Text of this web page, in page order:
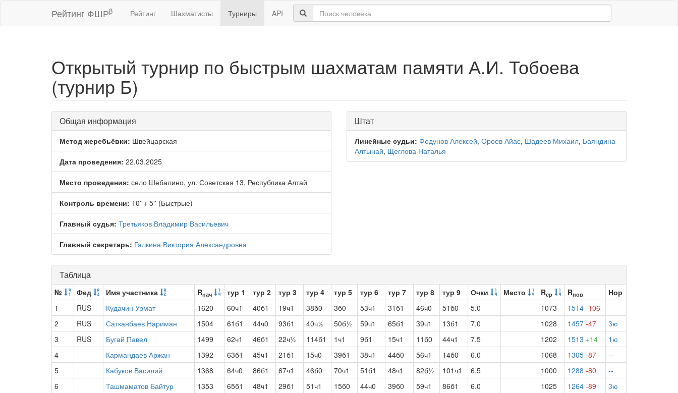
Рейтинг ФШРβ Рейтинг Шахматисты Турниры API
Открытый турнир по быстрым шахматам памяти А.И. Тобоева
(турнир Б)
Общая информация
Метод жеребьёвки: Швейцарская
Дата проведения: 22.03.2025
Место проведения: село Шебалино, ул. Советская 13, Республика Алтай
Контроль времени: 10' + 5'' (Быстрые)
Главный судья: Третьяков Владимир Васильевич
Главный секретарь: Галкина Виктория Александровна
Штат
Линейные судьи: Федунов Алексей, Ороев Айас, Шадеев Михаил, Баяндина
Алтынай, Щеглова Наталья
Таблица
№ Фед Имя участника Rнач тур 1 тур 2 тур 3 тур 4 тур 5 тур 6 тур 7 тур 8 тур 9 Очки Место Rср Rнов
Нор
1
RUS Кудачин Урмат 1620 60ч1 40б1 19ч1 38б0 3б0 53ч1 31б1 46ч0 51б0 5.0 1073 1514 -106
--
2
RUS Сатканбаев Нариман 1504 61б1 44ч0 93б1 40ч½ 50б½ 59ч1 65б1 39ч1 13б1 7.0 1028 1457 -47
3ю
3
RUS Бугай Павел 1499 62ч1 46б1 22ч½ 114б1 1ч1 9б1 15ч1 11б0 44ч1 7.5 1202 1513 +14
1ю
4
Кармандаев Аржан 1392 63б1 45ч1 21б1 15ч0 39б1 38ч1 44б0 56ч1 14б0 6.0 1068 1305 -87
--
5
Кабуков Василий 1368 64ч0 86б1 67ч1 46б0 70ч1 51б1 48ч1 82б½ 101ч1 6.5 1000 1288 -80
--
6
Ташмаматов Байтур 1353 65б1 48ч1 29б1 51ч1 15б0 44ч0 39б0 59ч1 86б1 6.0 1025 1264 -89
3ю